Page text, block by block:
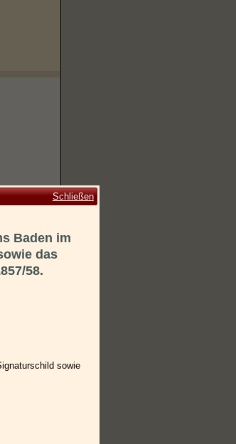
Schließen
Baden im
das
58.
sowie